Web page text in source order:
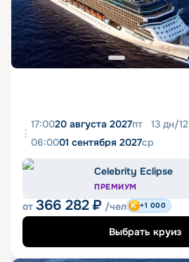
17:0020 августа 2027пт 13 дн/12
06:0001 сентября 2027ср
Celebrity Eclipse
ПРЕМИУМ
от 366 282 ₽ /чел +1 000
Выбрать круиз